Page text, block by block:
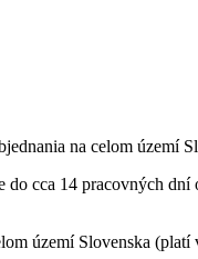
na celom území
do cca 14 pracovných
území Slovenska